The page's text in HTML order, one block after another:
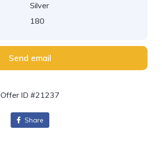
Silver
180
Send email
Offer ID #21237
Share